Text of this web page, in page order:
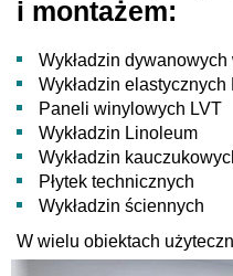
i montażem:
Wykładzin dywanowych
Wykładzin elastycznych
Paneli winylowych LVT
Wykładzin Linoleum
Wykładzin
Płytek technicznych
Wykładzin ściennych
W wielu obiektach